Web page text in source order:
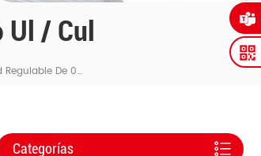
Ul / Cul
Controlador Led Regulable De 0-10v De Tamaño Delgado Ul / Cul
Categorías